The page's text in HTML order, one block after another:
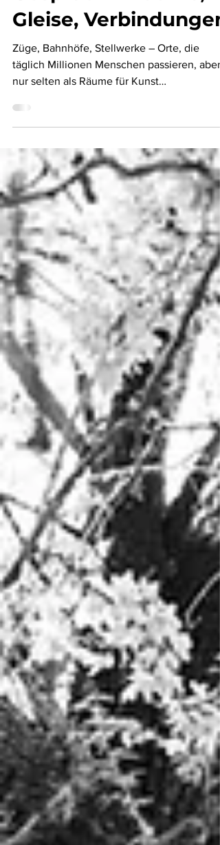
Kunst & Bahn im
Gespräch – Räume,
Gleise, Verbindungen
Züge, Bahnhöfe, Stellwerke – Orte, die
täglich Millionen Menschen passieren, aber
nur selten als Räume für Kunst
wahrgenommen werden. Am...